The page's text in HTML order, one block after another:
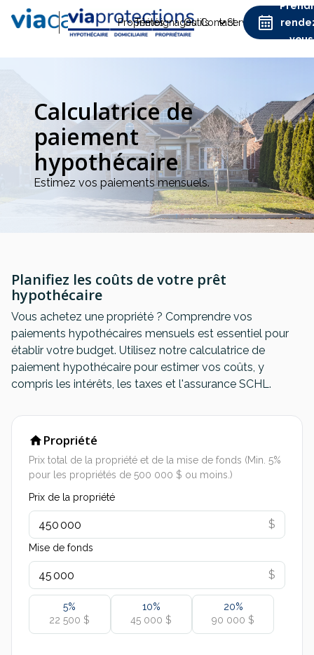
Propriétés
TémoignagesOutilsContactServices
vous
Calculatrice de
paiement
hypothécaire
Estimez vos paiements mensuels.
Planifiez les coûts de votre prêt
hypothécaire
Vous achetez une propriété ? Comprendre vos
paiements hypothécaires mensuels est essentiel pour
établir votre budget. Utilisez notre calculatrice de
paiement hypothécaire pour estimer vos coûts, y
compris les intérêts, les taxes et l'assurance SCHL.
Propriété
Prix total de la propriété et de la mise de fonds (Min. 5%
pour les propriétés de 500 000 $ ou moins.)
Prix de la propriété
$
Mise de fonds
$
5%
22 500 $
10%
45 000 $
20%
90 000 $